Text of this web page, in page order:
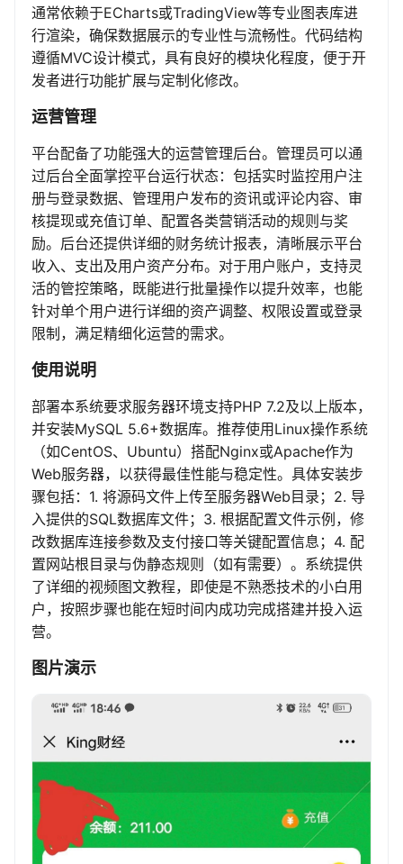
通常依赖于ECharts或TradingView等专业图表库进
行渲染，确保数据展示的专业性与流畅性。代码结构
遵循MVC设计模式，具有良好的模块化程度，便于开
发者进行功能扩展与定制化修改。
运营管理
平台配备了功能强大的运营管理后台。管理员可以通
过后台全面掌控平台运行状态：包括实时监控用户注
册与登录数据、管理用户发布的资讯或评论内容、审
核提现或充值订单、配置各类营销活动的规则与奖
励。后台还提供详细的财务统计报表，清晰展示平台
收入、支出及用户资产分布。对于用户账户，支持灵
活的管控策略，既能进行批量操作以提升效率，也能
针对单个用户进行详细的资产调整、权限设置或登录
限制，满足精细化运营的需求。
使用说明
部署本系统要求服务器环境支持PHP 7.2及以上版本，
并安装MySQL 5.6+数据库。推荐使用Linux操作系统
（如CentOS、Ubuntu）搭配Nginx或Apache作为
Web服务器，以获得最佳性能与稳定性。具体安装步
骤包括：1. 将源码文件上传至服务器Web目录；2. 导
入提供的SQL数据库文件；3. 根据配置文件示例，修
改数据库连接参数及支付接口等关键配置信息；4. 配
置网站根目录与伪静态规则（如有需要）。系统提供
了详细的视频图文教程，即使是不熟悉技术的小白用
户，按照步骤也能在短时间内成功完成搭建并投入运
营。
图片演示